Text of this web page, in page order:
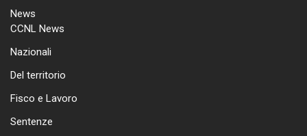
News
CCNL News
Nazionali
Del territorio
Fisco e Lavoro
Sentenze